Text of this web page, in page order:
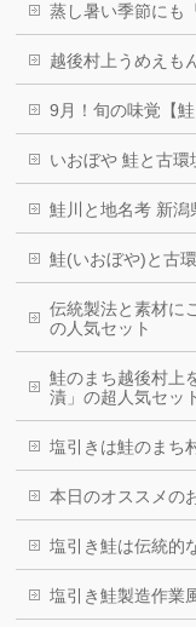
蒸し暑い季節にも
越後村上うめえも
9月！旬の味覚【
いおぼや 鮭と古環
鮭川と地名考 新潟
鮭(いおぼや)と古
伝統製法と素材に
の人気セット
鮭のまち越後村上
漬」の超人気セッ
塩引きは鮭のまち
本日のオススメの
塩引き鮭は伝統的
塩引き鮭製造作業